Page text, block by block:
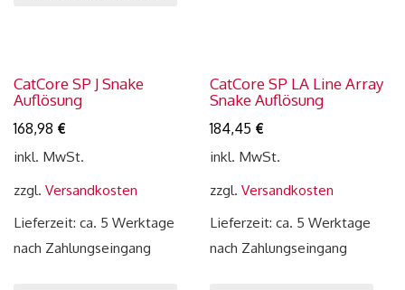
CatCore SP J Snake
Auflösung
168,98 €
inkl. MwSt.
zzgl. Versandkosten
Lieferzeit: ca. 5 Werktage
nach Zahlungseingang
CatCore SP LA Line Array
Snake Auflösung
184,45 €
inkl. MwSt.
zzgl.Versandkosten
Lieferzeit: ca. 5 Werktage
nach Zahlungseingang